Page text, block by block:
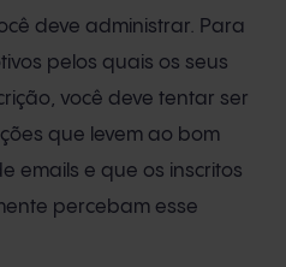
deve administrar. Para
pelos quais os seus
você deve tentar ser
que levem ao bom
emails e que os inscritos
percebam esse